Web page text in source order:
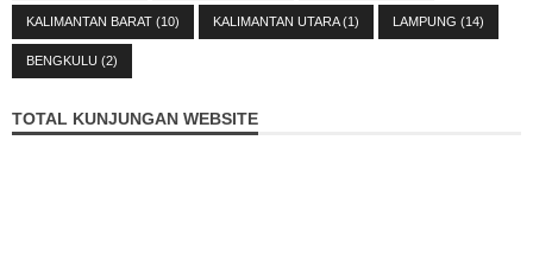
KALIMANTAN BARAT (10) KALIMANTAN UTARA(1) LAMPUNG (14)
BENGKULU (2)
TOTAL KUNJUNGAN WEBSITE